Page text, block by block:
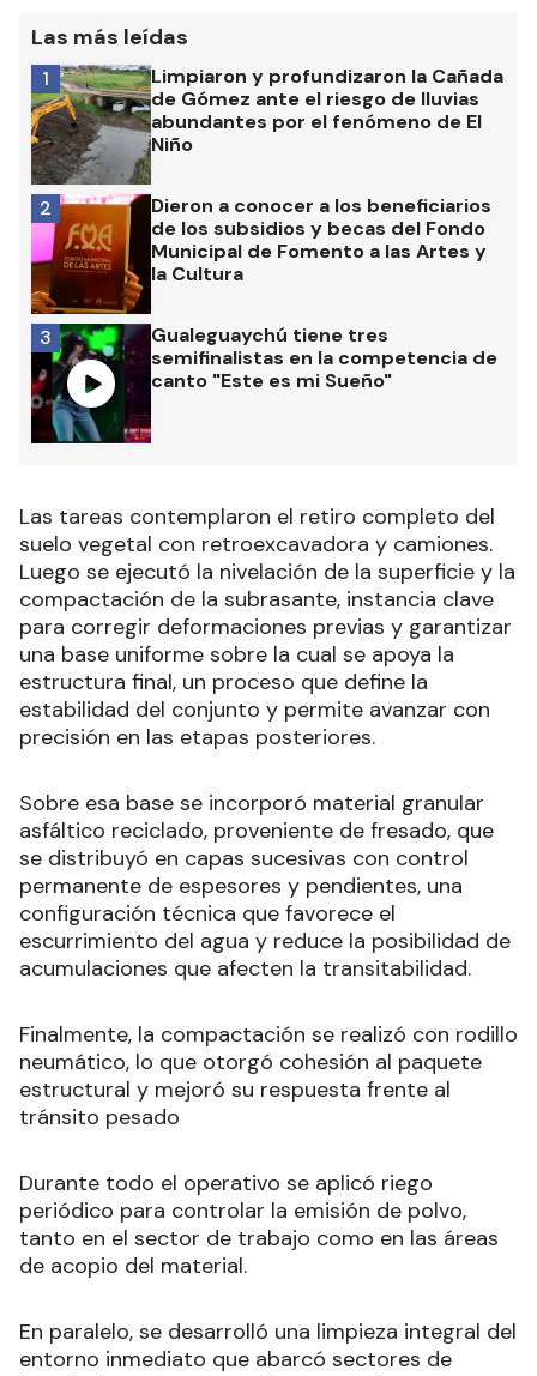
sostener un ritmo continuo de trabajo sobre la
traza existente.
Las más leídas
de Gómez ante el riesgo de lluvias
abundantes por el fenómeno de El
Niño
1
de los subsidios y becas del Fondo
Municipal de Fomento a las Artes y
la Cultura
2
3
Las tareas contemplaron el retiro completo del
suelo vegetal con retroexcavadora y camiones.
Luego se ejecutó la nivelación de la superficie y la
compactación de la subrasante, instancia clave
para corregir deformaciones previas y garantizar
una base uniforme sobre la cual se apoya la
estabilidad del conjunto y permite avanzar con
precisión en las etapas posteriores.
Sobre esa base se incorporó material granular
asfáltico reciclado, proveniente de fresado, que
se distribuyó en capas sucesivas con control
permanente de espesores y pendientes, una
escurrimiento del agua y reduce la posibilidad de
acumulaciones que afecten la transitabilidad.
Finalmente, la compactación se realizó con rodillo
estructural y mejoró su respuesta frente al
tránsito pesado
Durante todo el operativo se aplicó riego
tanto en el sector de trabajo como en las áreas
de acopio del material.